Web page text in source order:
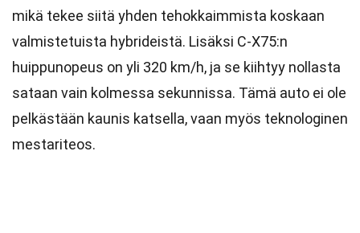
mikä tekee siitä yhden tehokkaimmista koskaan
valmistetuista hybrideistä. Lisäksi C-X75:n
huippunopeus on yli 320 km/h, ja se kiihtyy nollasta
sataan vain kolmessa sekunnissa. Tämä auto ei ole
pelkästään kaunis katsella, vaan myös teknologinen
mestariteos.